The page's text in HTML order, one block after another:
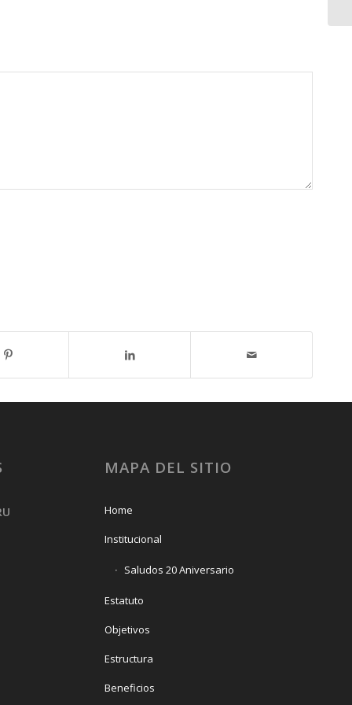
MAPA DEL SITIO
Home
Institucional
Saludos 20 Aniversario
Estatuto
Objetivos
Estructura
Beneficios